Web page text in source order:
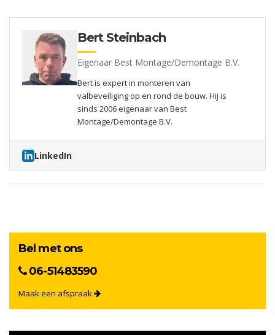
Bert Steinbach
Eigenaar Best Montage/Demontage B.V.
Bert is expert in monteren van
valbeveiliging op en rond de bouw. Hij is
sinds 2006 eigenaar van Best
Montage/Demontage B.V.
LinkedIn
Bel met ons
06-51483590
Maak een afspraak